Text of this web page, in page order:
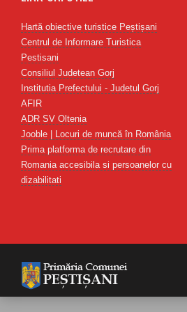
Hartă obiective turistice Peștișani
Centrul de Informare Turistica
Pestisani
Consiliul Judetean Gorj
Institutia Prefectului - Judetul Gorj
AFIR
ADR SV Oltenia
Jooble | Locuri de muncă în România
Prima platforma de recrutare din
Romania accesibila si persoanelor cu
dizabilitati